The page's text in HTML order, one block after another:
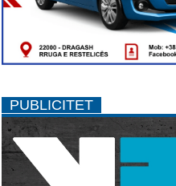
PUBLICITET